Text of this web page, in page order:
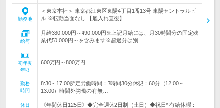
勤務地
＜東京本社＞ 東京都江東区東陽4丁目1番13号 東陽セントラルビ
ル ※転勤当面なし 【雇入れ直後】…
給与
月給330,000円～490,000円※上記月給には、月30時間分の固定残
業代50,000円～を含みます※超過分は別…
初年度
年収
600万円～800万円
勤務
時間
8:30～17:00所定労働時間：7時間30分休憩：60分（12:00～
13:00）時間外労働の有無…
休日
《年間休日125日》◆完全週休2日制（土日）◆祝日* 有給休暇：